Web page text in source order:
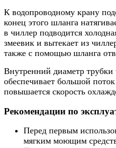
К водопроводному крану
конец этого шланга
в чиллер подводится
змеевик и вытекает из
также с помощью шланга
Внутренний диаметр
обеспечивает большой
повышается скорость
Рекомендации по
Перед первым
мягким моющим